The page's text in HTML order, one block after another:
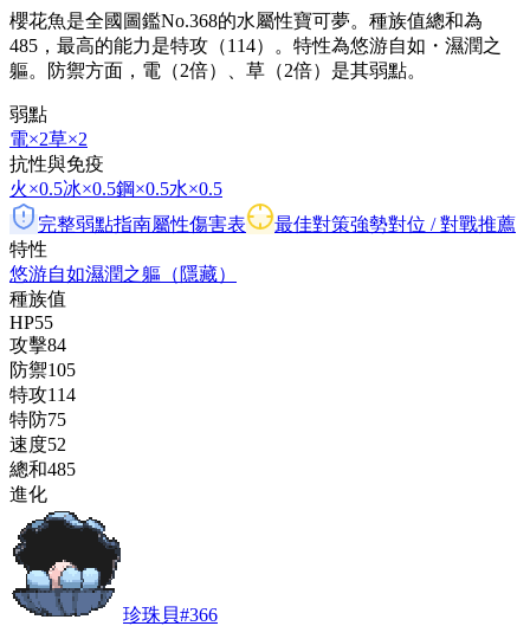
櫻花魚是全國圖鑑No.368的水屬性寶可夢。種族值總和為
485，最高的能力是特攻（114）。特性為悠游自如・濕潤之
軀。防禦方面，電（2倍）、草（2倍）是其弱點。
弱點
電×2草×2
抗性與免疫
火×0.5冰×0.5鋼×0.5水×0.5
完整弱點指南屬性傷害表 最佳對策強勢對位 / 對戰推薦
特性
悠游自如濕潤之軀 （隱藏）
種族值
HP55
攻擊84
防禦105
特攻114
特防75
速度52
總和485
進化
珍珠貝#366